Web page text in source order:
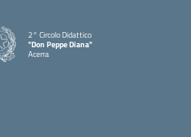
2° Circolo Didattico
"Don Peppe Diana"
Acerra